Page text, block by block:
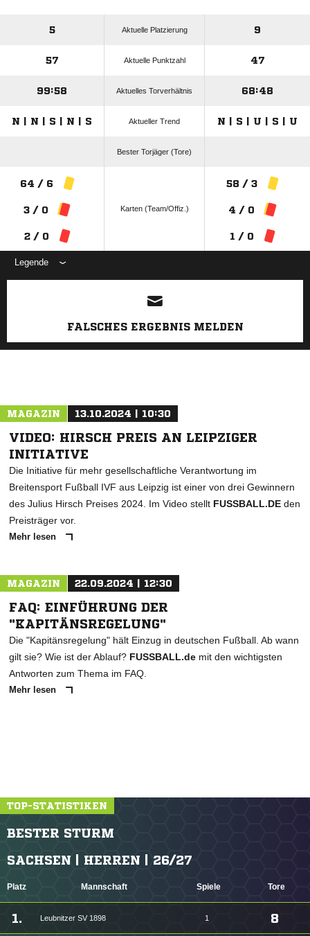
5 Aktuelle Platzierung 9
57 Aktuelle Punktzahl 47
99:58 Aktuelles Torverhältnis 68:48
N | N | S | N | S Aktueller Trend N | S | U | S | U
Bester Torjäger (Tore)
64 / 6
3 / 0
2 / 0
Karten (Team/Offiz.)
58 / 3
4 / 0
1 / 0
Legende
ANZEIGE
FALSCHES ERGEBNIS MELDEN
MAGAZIN 13.10.2024 | 10:30
VIDEO: HIRSCH PREIS AN LEIPZIGER
INITIATIVE
Die Initiative für mehr gesellschaftliche Verantwortung im
Breitensport Fußball IVF aus Leipzig ist einer von drei Gewinnern
des Julius Hirsch Preises 2024. Im Video stellt FUSSBALL.DE den
Preisträger vor.
Mehr lesen
MAGAZIN 22.09.2024 | 12:30
FAQ: EINFÜHRUNG DER
"KAPITÄNSREGELUNG"
Die "Kapitänsregelung" hält Einzug in deutschen Fußball. Ab wann
gilt sie? Wie ist der Ablauf? FUSSBALL.de mit den wichtigsten
Antworten zum Thema im FAQ.
Mehr lesen
TOP-STATISTIKEN
BESTER STURM
SACHSEN | HERREN | 26/27
Platz Mannschaft Spiele Tore
1. Leubnitzer SV 1898 1 8